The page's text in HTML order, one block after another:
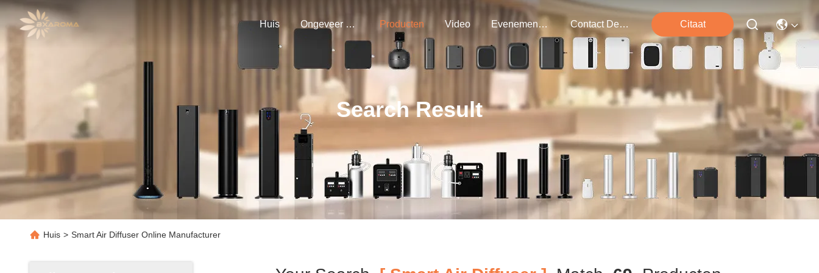
Huis Ongeveer Ons Producten Video Evenementen Contact De V.s. Citaat
Search Result
Huis > Smart Air Diffuser Online Manufacturer